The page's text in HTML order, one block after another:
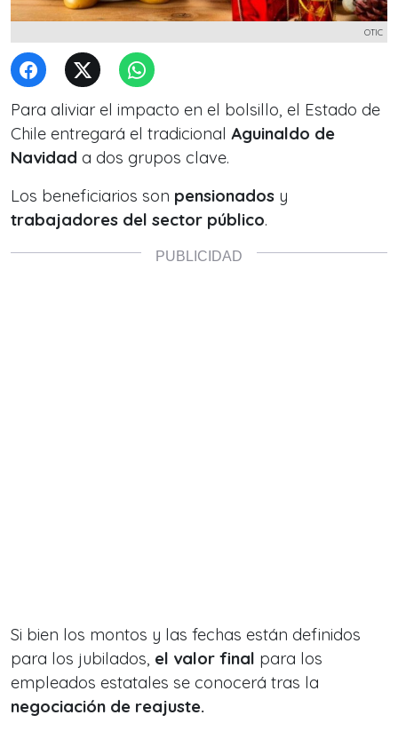
OTIC
Para aliviar el impacto en el bolsillo, el Estado de
Chile entregará el tradicional Aguinaldo de
Navidad a dos grupos clave.
Los beneficiarios son pensionados y
trabajadores del sector público.
Si bien los montos y las fechas están definidos
para los jubilados, el valor final para los
empleados estatales se conocerá tras la
negociación de reajuste.